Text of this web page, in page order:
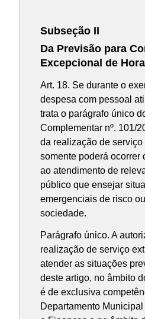
Subseção II
Da Previsão para
Excepcional de
Art. 18. Se durante o
despesa com pessoal
trata o parágrafo único
Complementar nº. 101/
da realização de
somente poderá ocorrer
ao atendimento de
público que ensejar
emergenciais de risco
sociedade.
Parágrafo único. A
realização de serviço
atender as situações
deste artigo, no âmbito
é de exclusiva
Departamento